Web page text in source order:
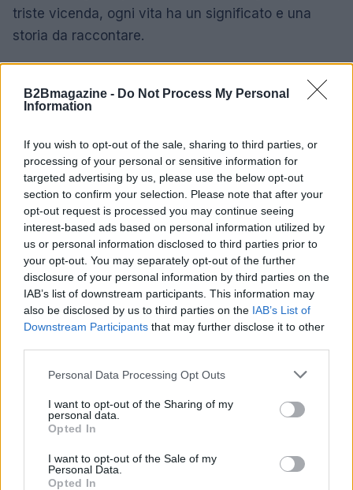
B2Bmagazine - Do Not Process My Personal
Information
If you wish to opt-out of the sale, sharing to third parties, or
processing of your personal or sensitive information for
targeted advertising by us, please use the below opt-out
section to confirm your selection. Please note that after your
opt-out request is processed you may continue seeing
interest-based ads based on personal information utilized by
us or personal information disclosed to third parties prior to
your opt-out. You may separately opt-out of the further
disclosure of your personal information by third parties on the
IAB’s list of downstream participants. This information may
also be disclosed by us to third parties on the IAB’s List of
Downstream Participants that may further disclose it to other
Please note that this website/app uses one or more Google
not limited to your visit or usage behaviour. You may click to
grant or deny consent to Google and its third-party tags to
use your data for below specified purposes in below Google
consent section.
Personal Data Processing Opt Outs
I want to opt-out of the Sharing of my
personal data.
Opted In
I want to opt-out of the Sale of my
Personal Data.
Opted In
triste vicenda, ogni vita ha un significato e una
storia da raccontare.
AiAdhubMedia